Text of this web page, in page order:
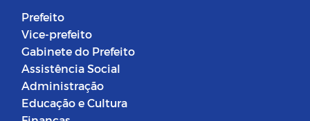
Prefeito
Vice-prefeito
Gabinete do Prefeito
Assistência Social
Administração
Educação e Cultura